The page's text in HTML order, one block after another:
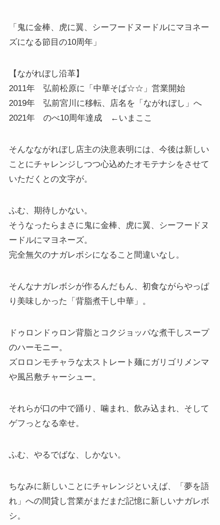
「鬼に金棒、虎に翼、シーフードヌードルにマヨネー
ズになる節目の10周年」
【ながれぼし沿革】
2011年 弘前松原に「中華そば☆☆」営業開始
2019年 弘前宮川に移転、店名を「ながれぼし」へ
2021年 のべ10周年達成 ←いまここ
そんなながれぼし店主の決意表明には、今後は新しい
ことにチャレンジしつつ心込めたオモテナシをさせて
いただくとの文字が。
ふむ、期待しかない。
そうなったらまさに鬼に金棒、虎に翼、シーフードヌ
ードルにマヨネーズ。
完全無欠のナガレボシになること間違いなし。
そんなナガレボシが作るんだもん、初食ながらやっぱ
り美味しかった「背脂煮干し中華」。
ドゥロンドゥロン背脂とコクジョッパな煮干しスープ
のハーモニー。
ズロロンモチャラな太ストレート麺にガリゴリメンマ
や風呂敷チャーシュー。
それらが口の中で踊り、噛まれ、飲み込まれ、そして
ゲフっとなる幸せ。
ふむ、やるでばな、しかない。
ちなみに新しいことにチャレンジといえば、「夢を語
れ」への間貸し営業がまだまだ記憶に新しいナガレボ
シ。